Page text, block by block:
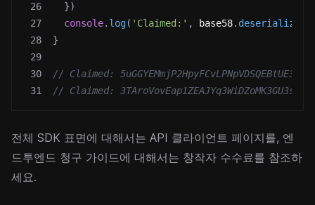
26
})
27
console. log( 'Claimed:' , base58. deserialize
28
}
29
30
// Claimed:
31
// Claimed:
전체 SDK 표면에 대해서는 API 클라이언트 페이지를, 엔
드투엔드 청구 가이드에 대해서는 창작자 수수료를 참조하
세요.